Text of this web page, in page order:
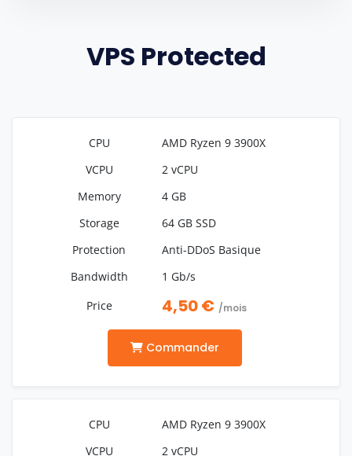
VPS Protected
AMD Ryzen 9 3900X
2 vCPU
4 GB
64 GB SSD
Anti-DDoS Basique
1 Gb/s
4,50 € /mois
Commander
AMD Ryzen 9 3900X
2 vCPU